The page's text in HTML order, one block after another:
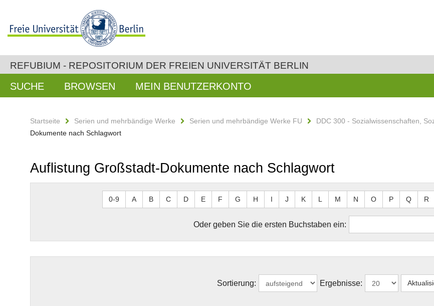
REFUBIUM - REPOSITORIUM DER FREIEN UNIVERSITÄT BERLIN
SUCHE BROWSEN MEIN BENUTZERKONTO
Startseite Serien und mehrbändige Werke Serien und mehrbändige Werke FU DDC 300 - Sozialwissenschaften,
Dokumente nach Schlagwort
Auflistung Großstadt-Dokumente nach Schlagwort
0-9 A B C D E F G H I J K L M N O P Q R
Oder geben Sie die ersten Buchstaben ein:
Sortierung: Ergebnisse: